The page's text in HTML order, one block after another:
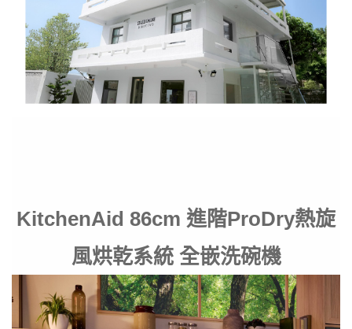
KitchenAid 86cm 進階ProDry熱旋
風烘乾系統 全嵌洗碗機